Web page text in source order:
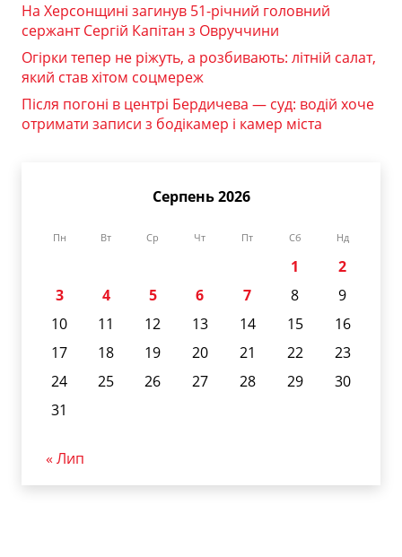
На Херсонщині загинув 51-річний головний
сержант Сергій Капітан з Овруччини
Огірки тепер не ріжуть, а розбивають: літній салат,
який став хітом соцмереж
Після погоні в центрі Бердичева — суд: водій хоче
отримати записи з бодікамер і камер міста
Серпень 2026
Пн Вт Ср Чт Пт Сб Нд
1
2
3
4 5 6 7 8
9
10
11 12 13 14 15
16
17
18 19 20 21 22
23
24
25 26 27 28 29
30
31
« Лип